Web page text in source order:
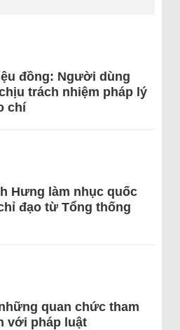
đồng: Người dùng
trách nhiệm pháp lý
chí
Hưng làm nhục quốc
đạo từ Tổng thống
quan chức tham
với pháp luật